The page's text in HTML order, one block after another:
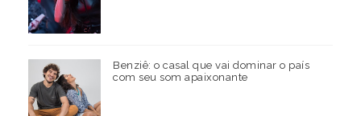
Benziê: o casal que vai dominar o país
com seu som apaixonante